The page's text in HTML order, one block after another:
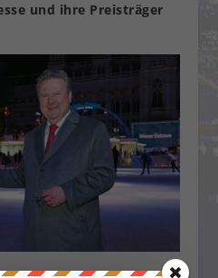
und ihre Preisträger